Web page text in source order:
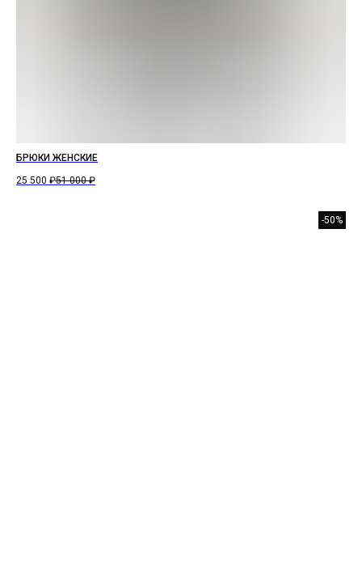
БРЮКИ ЖЕНСКИЕ
25 500 ₽51 000 ₽
-50%